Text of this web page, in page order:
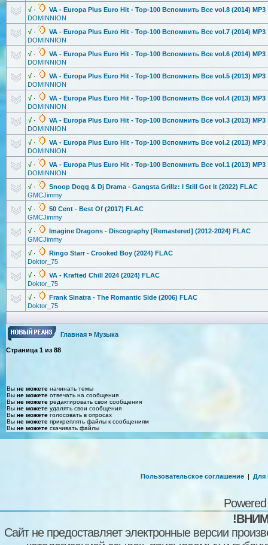
√ ·
VA - Europa Plus Euro Hit - Top-100 Вспомнить Все vol.8 (2014) MP3
DOMINNION
√ ·
VA - Europa Plus Euro Hit - Top-100 Вспомнить Все vol.7 (2014) MP3
DOMINNION
√ ·
VA - Europa Plus Euro Hit - Top-100 Вспомнить Все vol.6 (2014) MP3
DOMINNION
√ ·
VA - Europa Plus Euro Hit - Top-100 Вспомнить Все vol.5 (2013) MP3
DOMINNION
√ ·
VA - Europa Plus Euro Hit - Top-100 Вспомнить Все vol.4 (2013) MP3
DOMINNION
√ ·
VA - Europa Plus Euro Hit - Top-100 Вспомнить Все vol.3 (2013) MP3
DOMINNION
√ ·
VA - Europa Plus Euro Hit - Top-100 Вспомнить Все vol.2 (2013) MP3
DOMINNION
√ ·
VA - Europa Plus Euro Hit - Top-100 Вспомнить Все vol.1 (2013) MP3
DOMINNION
√ ·
Snoop Dogg & Dj Drama - Gangsta Grillz: I Still Got It (2022) FLAC
GMCJimmy
√ ·
50 Cent - Best Of (2017) FLAC
GMCJimmy
√ ·
Imagine Dragons - Discography [Remastered] (2012-2024) FLAC
GMCJimmy
√ ·
Ringo Starr - Crooked Boy (2024) FLAC
Doktor_75
√ ·
VA - Krafted Chill 2024 (2024) FLAC
Doktor_75
√ ·
Frank Sinatra - The Romantic Side (2006) FLAC
Doktor_75
Главная » Музыка
Страница 1 из 88
Вы не можете начинать темы
Вы не можете отвечать на сообщения
Вы не можете редактировать свои сообщения
Вы не можете удалять свои сообщения
Вы не можете голосовать в опросах
Вы не можете прикреплять файлы к сообщениям
Вы не можете скачивать файлы
Пользовательское соглашение | Для
Сайт не предоставляет электронные версии